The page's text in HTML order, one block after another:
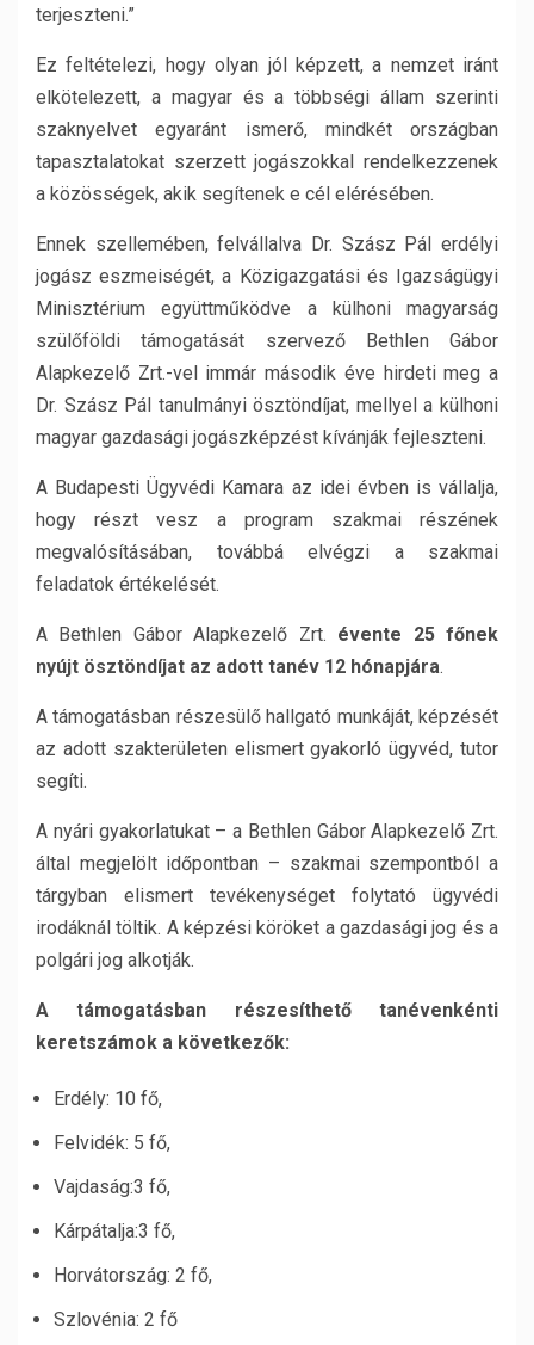
terjeszteni.”
Ez feltételezi, hogy olyan jól képzett, a nemzet iránt
elkötelezett, a magyar és a többségi állam szerinti
szaknyelvet egyaránt ismerő, mindkét országban
tapasztalatokat szerzett jogászokkal rendelkezzenek
a közösségek, akik segítenek e cél elérésében.
Ennek szellemében, felvállalva Dr. Szász Pál erdélyi
jogász eszmeiségét, a Közigazgatási és Igazságügyi
Minisztérium együttműködve a külhoni magyarság
szülőföldi támogatását szervező Bethlen Gábor
Alapkezelő Zrt.-vel immár második éve hirdeti meg a
Dr. Szász Pál tanulmányi ösztöndíjat, mellyel a külhoni
magyar gazdasági jogászképzést kívánják fejleszteni.
A Budapesti Ügyvédi Kamara az idei évben is vállalja,
hogy részt vesz a program szakmai részének
megvalósításában, továbbá elvégzi a szakmai
feladatok értékelését.
A Bethlen Gábor Alapkezelő Zrt. évente 25 főnek
nyújt ösztöndíjat az adott tanév 12 hónapjára.
A támogatásban részesülő hallgató munkáját, képzését
az adott szakterületen elismert gyakorló ügyvéd, tutor
segíti.
A nyári gyakorlatukat – a Bethlen Gábor Alapkezelő Zrt.
által megjelölt időpontban – szakmai szempontból a
tárgyban elismert tevékenységet folytató ügyvédi
irodáknál töltik. A képzési köröket a gazdasági jog és a
polgári jog alkotják.
A támogatásban részesíthető tanévenkénti
keretszámok a következők:
Erdély: 10 fő,
Felvidék: 5 fő,
Vajdaság:3 fő,
Kárpátalja:3 fő,
Horvátország: 2 fő,
Szlovénia: 2 fő